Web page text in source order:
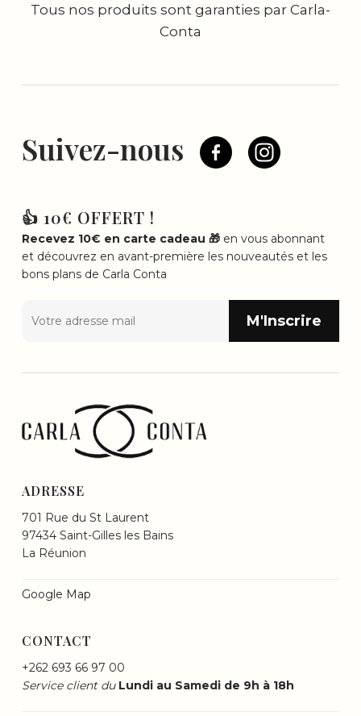
Tous nos produits sont garanties par Carla-
Conta
Suivez-nous
👍 10€ OFFERT !
Recevez 10€ en carte cadeau 🎁en vous abonnant
et découvrez en avant-première les nouveautés et les
bons plans de Carla Conta
ADRESSE
701 Rue du St Laurent
97434 Saint-Gilles les Bains
La Réunion
Google Map
CONTACT
+262 693 66 97 00
Service client du Lundi au Samedi de 9h à 18h